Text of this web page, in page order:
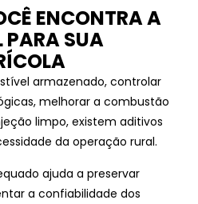
ENCONTRA A
PARA SUA
armazenado, controlar
melhorar a combustão
limpo, existem aditivos
da operação rural.
ajuda a preservar
a confiabilidade dos